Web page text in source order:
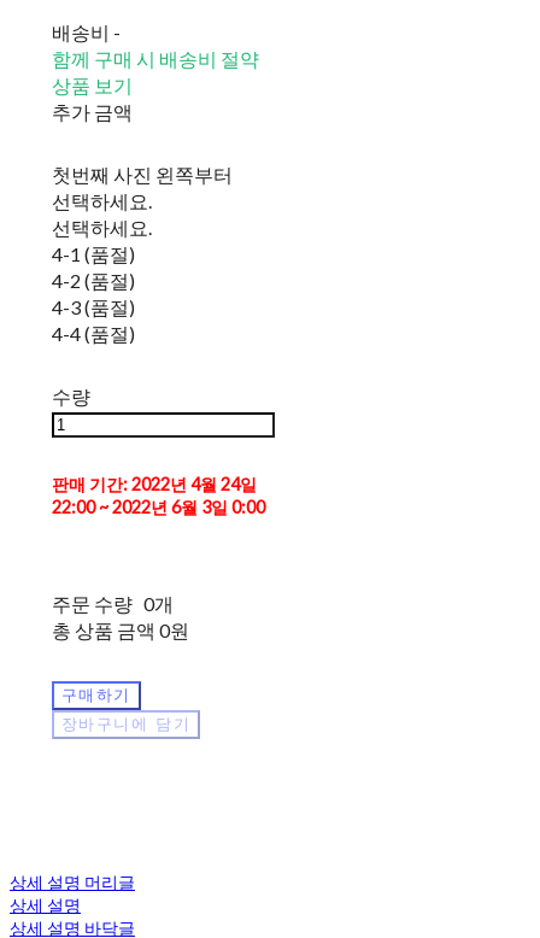
배송비 -
함께 구매 시 배송비 절약
상품 보기
추가 금액
첫번째 사진 왼쪽부터
선택하세요.
선택하세요.
4-1 (품절)
4-2 (품절)
4-3 (품절)
4-4 (품절)
수량
판매 기간: 2022년 4월 24일
22:00 ~ 2022년 6월 3일 0:00
주문 수량 0개
총 상품 금액 0원
구매하기
장바구니에 담기
상세 설명 머리글
상세 설명
상세 설명 바닥글